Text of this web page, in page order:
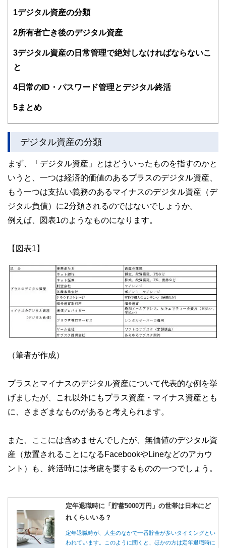
の事務局長として介護施設でのボランティア活動のコーディ
1 デジタル資産の分類
2所有者亡き後のデジタル資産
3デジタル資産の日常管理で絶対しなければならないこ
と
4 日常のID・パスワード管理とデジタル終活
5まとめ
デジタル資産の分類
まず、「デジタル資産」とはどういったものを指すのかと
いうと、一つは経済的価値のあるプラスのデジタル資産、
もう一つは支払い義務のあるマイナスのデジタル資産（デ
ジタル負債）に2分類されるのではないでしょうか。
例えば、図表1のようなものになります。
【図表1】
（筆者が作成）
プラスとマイナスのデジタル資産について代表的な例を挙
げましたが、これ以外にもプラス資産・マイナス資産とも
に、さまざまなものがあると考えられます。
また、ここには含めませんでしたが、無価値のデジタル資
産（放置されることになるFacebookやLineなどのアカウ
ント）も、終活時には考慮を要するものの一つでしょう。
定年退職時に「貯蓄5000万円」の世帯は日本にど
れくらいいる？
定年退職時が、人生のなかで一番貯金が多いタイミングとい
われています。このように聞くと、ほかの方は定年退職時に